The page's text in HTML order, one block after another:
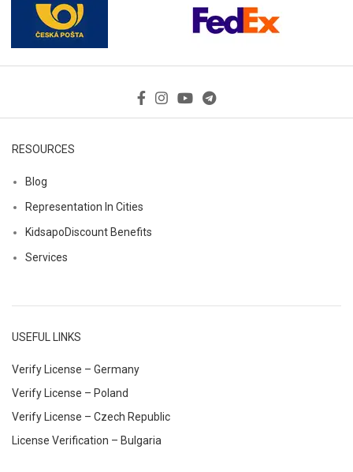
RESOURCES
Blog
Representation In Cities
KidsapoDiscount Benefits
Services
USEFUL LINKS
Verify License – Germany
Verify License – Poland
Verify License – Czech Republic
License Verification – Bulgaria